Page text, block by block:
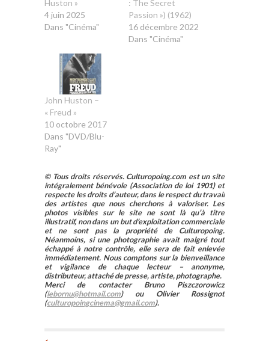
Huston »
4 juin 2025
Dans "Cinéma"
: The Secret
Passion ») (1962)
16 décembre 2022
Dans "Cinéma"
John Huston –
« Freud »
10 octobre 2017
Dans "DVD/Blu-
Ray"
© Tous droits réservés. Culturopoing.com est un site
intégralement bénévole (Association de loi 1901) et
respecte les droits d’auteur, dans le respect du travail
des artistes que nous cherchons à valoriser. Les
photos visibles sur le site ne sont là qu’à titre
illustratif, non dans un but d’exploitation commerciale
et ne sont pas la propriété de Culturopoing.
Néanmoins, si une photographie avait malgré tout
échappé à notre contrôle, elle sera de fait enlevée
immédiatement. Nous comptons sur la bienveillance
et vigilance de chaque lecteur – anonyme,
distributeur, attaché de presse, artiste, photographe.
Merci de contacter Bruno Piszczorowicz
(lebornu@hotmail.com) ou Olivier Rossignot
(culturopoingcinema@gmail.com).